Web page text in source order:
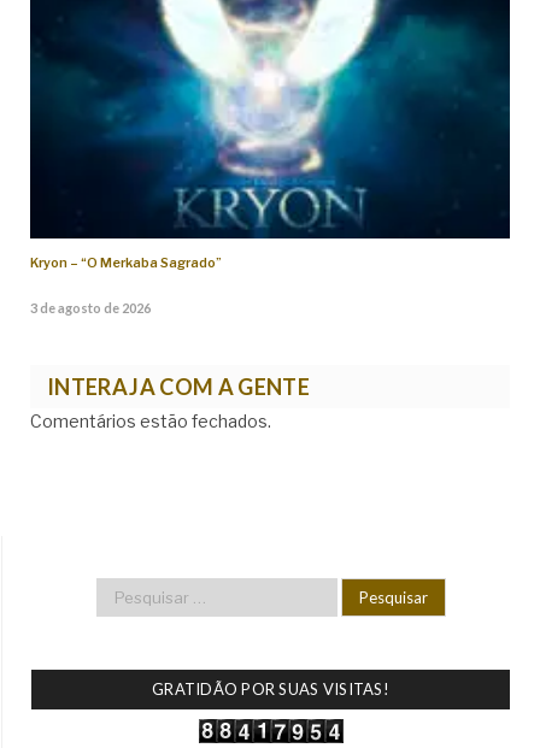
Kryon – “O Merkaba Sagrado”
3 de agosto de 2026
INTERAJA COM A GENTE
Comentários estão fechados.
GRATIDÃO POR SUAS VISITAS!